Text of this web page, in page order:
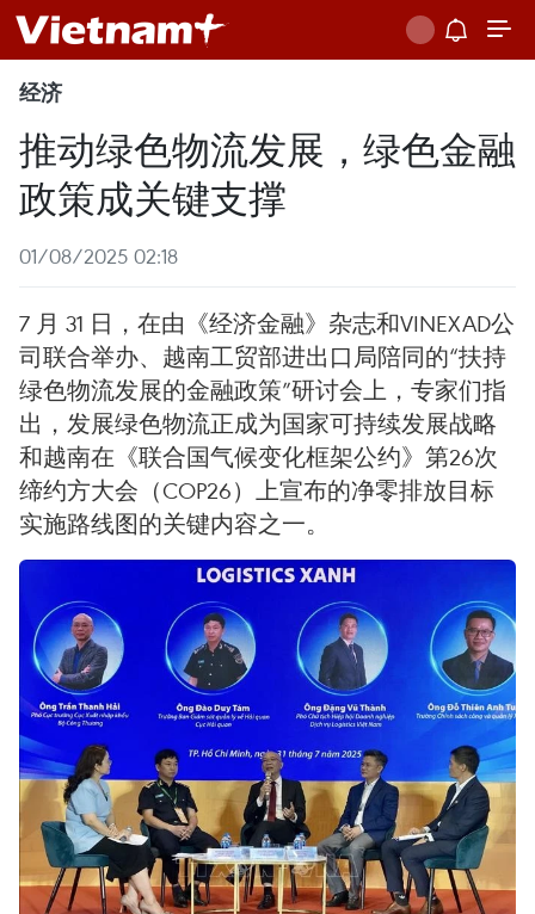
经济
推动绿色物流发展，绿色金融
政策成关键支撑
01/08/2025 02:18
7 月 31 日，在由《经济金融》杂志和VINEXAD公
司联合举办、越南工贸部进出口局陪同的“扶持
绿色物流发展的金融政策”研讨会上，专家们指
出，发展绿色物流正成为国家可持续发展战略
和越南在《联合国气候变化框架公约》第26次
缔约方大会（COP26）上宣布的净零排放目标
实施路线图的关键内容之一。